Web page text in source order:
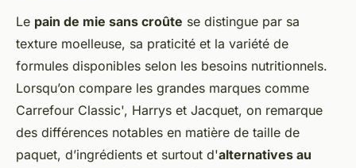
Le pain de mie sans croûte se distingue par sa
texture moelleuse, sa praticité et la variété de
formules disponibles selon les besoins nutritionnels.
Lorsqu’on compare les grandes marques comme
Carrefour Classic', Harrys et Jacquet, on remarque
des différences notables en matière de taille de
paquet, d’ingrédients et surtout d'alternatives au